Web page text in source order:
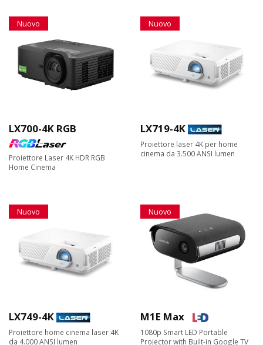
Nuovo
LX700-4K RGB
Proiettore Laser 4K HDR RGB
Home Cinema
Nuovo
LX719-4K
Proiettore laser 4K per home
cinema da 3.500 ANSI lumen
Nuovo
LX749-4K
Proiettore home cinema laser 4K
da 4.000 ANSI lumen
Nuovo
M1E Max
1080p Smart LED Portable
Projector with Built-in Google TV